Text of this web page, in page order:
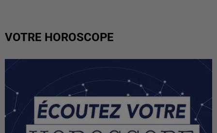
VOTRE HOROSCOPE